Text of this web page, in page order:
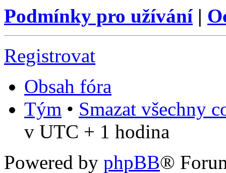
Podmínky pro užívání|
Registrovat
Obsah fóra
Tým • Smazat všechny
v UTC + 1 hodina
Powered by phpBB®